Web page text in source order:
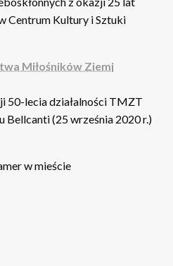
Centrum Kultury i Sztuki
Miłośników Ziemi
50-lecia działalności TMZT
Bellcanti (25 września 2020 r.)
w mieście